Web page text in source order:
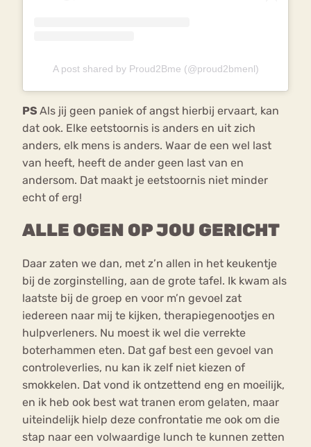
A post shared by Proud2Bme (@proud2bmenl)
PS Als jij geen paniek of angst hierbij ervaart, kan
dat ook. Elke eetstoornis is anders en uit zich
anders, elk mens is anders. Waar de een wel last
van heeft, heeft de ander geen last van en
andersom. Dat maakt je eetstoornis niet minder
echt of erg!
ALLE OGEN OP JOU GERICHT
Daar zaten we dan, met z’n allen in het keukentje
bij de zorginstelling, aan de grote tafel. Ik kwam als
laatste bij de groep en voor m’n gevoel zat
iedereen naar mij te kijken, therapiegenootjes en
hulpverleners. Nu moest ik wel die verrekte
boterhammen eten. Dat gaf best een gevoel van
controleverlies, nu kan ik zelf niet kiezen of
smokkelen. Dat vond ik ontzettend eng en moeilijk,
en ik heb ook best wat tranen erom gelaten, maar
uiteindelijk hielp deze confrontatie me ook om die
stap naar een volwaardige lunch te kunnen zetten